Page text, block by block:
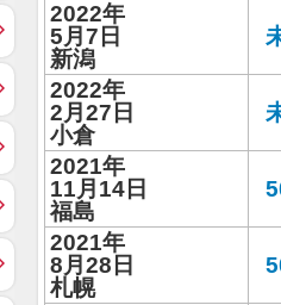
2022年
5月7日
新潟
2022年
2月27日
小倉
2021年
11月14日
福島
2021年
8月28日
札幌